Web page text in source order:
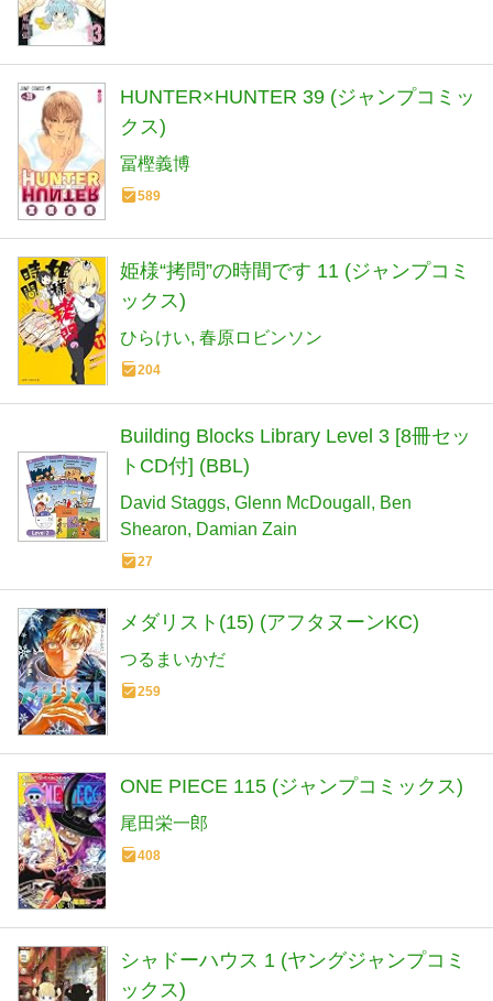
HUNTER×HUNTER 39 (ジャンプコミッ
クス)
冨樫義博
589
姫様“拷問”の時間です 11 (ジャンプコミ
ックス)
ひらけい 春原ロビンソン
204
Building Blocks Library Level 3 [8冊セッ
トCD付] (BBL)
David Staggs Glenn McDougall
Ben
Shearon
Damian Zain
27
メダリスト(15) (アフタヌーンKC)
つるまいかだ
259
ONE PIECE 115 (ジャンプコミックス)
尾田栄一郎
408
シャドーハウス 1 (ヤングジャンプコミ
ックス)